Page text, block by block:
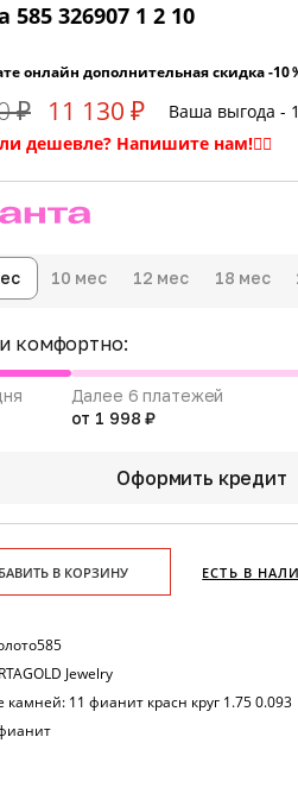
585 326907 1 2 10
онлайн дополнительная скидка -
₽ 11 130 ₽ Ваша выгода -
10 мес 12 мес 18 мес
комфортно:
Далее 6 платежей
от 1 998 ₽
Оформить кредит
В КОРЗИНУ ЕСТЬ В
Jewelry
камней: 11 фианит красн круг 1.75 0.093